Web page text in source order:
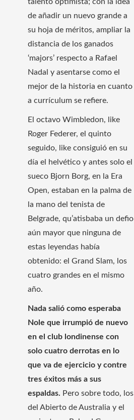
de añadir un nuevo grande a
su hoja de méritos, ampliar la
distancia de los ganados
‘majors’ respecto a Rafael
Nadal y asentarse como el
mejor de la historia en cuanto
a currículum se refiere.
El octavo Wimbledon, like
Roger Federer, el quinto
seguido, like consiguió en su
día el helvético y antes solo el
sueco Bjorn Borg, en la Era
Open, estaban en la palma de
la mano del tenista de
Belgrade, qu’atisbaba un defio
aún mayor que ninguna de
estas leyendas había
obtenido: el Grand Slam, los
cuatro grandes en el mismo
año.
Nada salió como esperaba
Nole que irrumpió de nuevo
en el club londinense con
solo cuatro derrotas en lo
que va de ejercicio y contre
tres éxitos más a sus
espaldas. Pero sobre todo, los
del Abierto de Australia y el